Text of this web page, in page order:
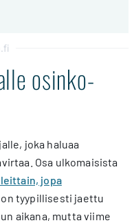
osinko-
joka haluaa
Osa ulkomaisista
jopa
on tyypillisesti jaettu
aikana, mutta viime